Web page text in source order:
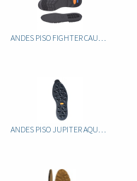
ANDES PISO FIGHTER CAUCHO
ANDES PISO JUPITER AQUAGRIP CAUCHO